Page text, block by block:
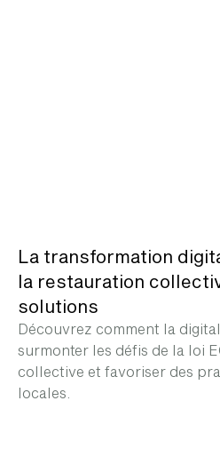
La transformation
la restauration
solutions
Découvrez comment la
surmonter les défis de la loi
collective et favoriser des
locales.